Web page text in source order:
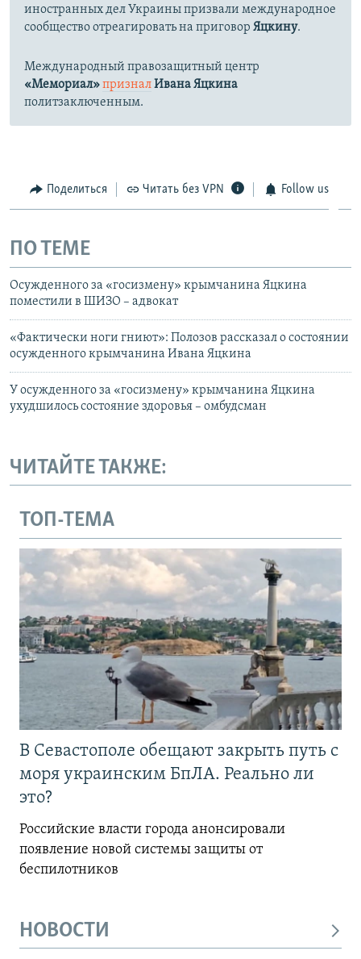
иностранных дел Украины призвали международное
сообщество отреагировать на приговор Яцкину.
Международный правозащитный центр
«Мемориал»призналИвана Яцкина
политзаключенным.
Поделиться Читать без VPN Follow us
ПО ТЕМЕ
Осужденного за «госизмену» крымчанина Яцкина
поместили в ШИЗО – адвокат
«Фактически ноги гниют»: Полозов рассказал о состоянии
осужденного крымчанина Ивана Яцкина
У осужденного за «госизмену» крымчанина Яцкина
ухудшилось состояние здоровья – омбудсман
ЧИТАЙТЕ ТАКЖЕ:
ТОП-ТЕМА
В Севастополе обещают закрыть путь с
моря украинским БпЛА. Реально ли
это?
Российские власти города анонсировали
появление новой системы защиты от
беспилотников
НОВОСТИ